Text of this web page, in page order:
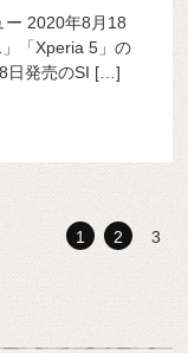
ー 2020年8月18
「Xperia 5」の
日発売のSI […]
1 2 3